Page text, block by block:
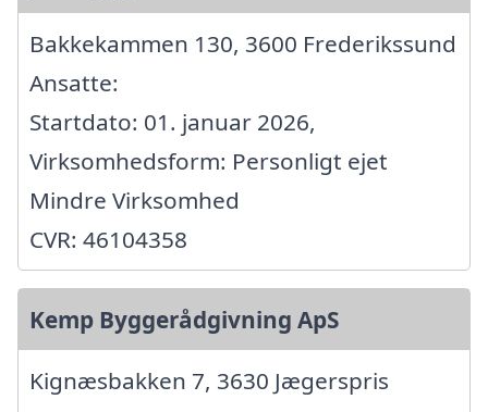
Bakkekammen 130, 3600 Frederikssund
Ansatte:
Startdato: 01. januar 2026,
Virksomhedsform: Personligt ejet
Mindre Virksomhed
CVR: 46104358
Kemp Byggerådgivning ApS
Kignæsbakken 7, 3630 Jægerspris